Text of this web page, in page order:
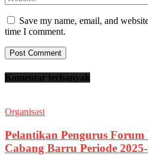
Save my name, email, and
time I comment.
Komentar terbanyak
Organisasi
Pelantikan Pengurus
Cabang Barru Periode